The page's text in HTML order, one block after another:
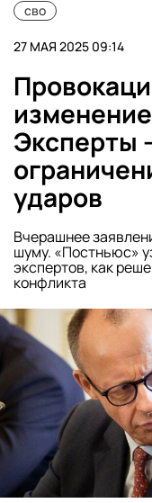
сво
27 МАЯ 2025 09:14
Эксперты
ударов
Вчерашнее
шуму. «Постньюс»
экспертов, как
конфликта